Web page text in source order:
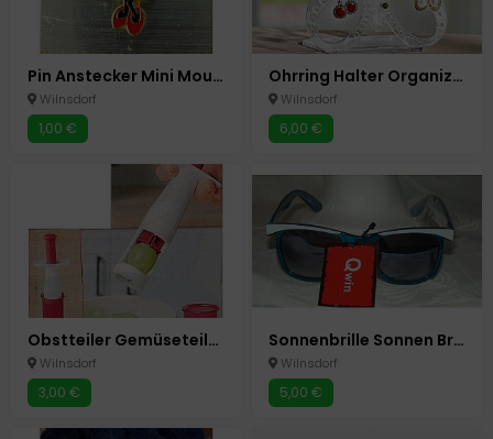
Pin Anstecker Mini Mouse
Wilnsdorf
1,00 €
Ohrring Halter Organizer Ständer für bis zu 60 Ohrringe Neu Schmetterling Acryl
Wilnsdorf
6,00 €
Obstteiler Gemüseteiler Obstschneider Tomaten Weintrauben Teiler
Wilnsdorf
3,00 €
Sonnenbrille Sonnen Brille Neu mit UV Schutz Neu
Wilnsdorf
5,00 €